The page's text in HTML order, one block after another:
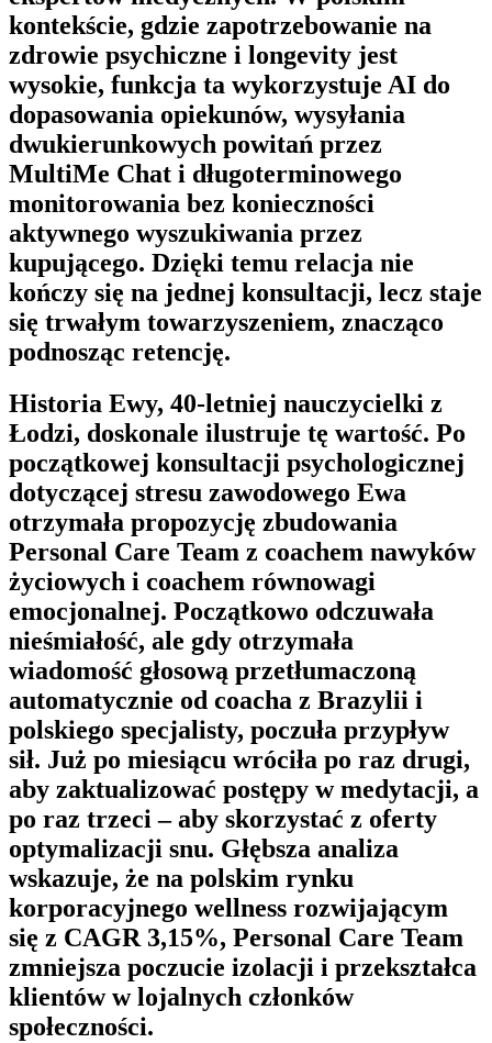
kontekście, gdzie zapotrzebowanie na
zdrowie psychiczne i longevity jest
wysokie, funkcja ta wykorzystuje AI do
dopasowania opiekunów, wysyłania
dwukierunkowych powitań przez
MultiMe Chat i długoterminowego
monitorowania bez konieczności
aktywnego wyszukiwania przez
kupującego. Dzięki temu relacja nie
kończy się na jednej konsultacji, lecz staje
się trwałym towarzyszeniem, znacząco
podnosząc retencję.
Historia Ewy, 40-letniej nauczycielki z
Łodzi, doskonale ilustruje tę wartość. Po
początkowej konsultacji psychologicznej
dotyczącej stresu zawodowego Ewa
otrzymała propozycję zbudowania
Personal Care Team z coachem nawyków
życiowych i coachem równowagi
emocjonalnej. Początkowo odczuwała
nieśmiałość, ale gdy otrzymała
wiadomość głosową przetłumaczoną
automatycznie od coacha z Brazylii i
polskiego specjalisty, poczuła przypływ
sił. Już po miesiącu wróciła po raz drugi,
aby zaktualizować postępy w medytacji, a
po raz trzeci – aby skorzystać z oferty
optymalizacji snu. Głębsza analiza
wskazuje, że na polskim rynku
korporacyjnego wellness rozwijającym
się z CAGR 3,15%, Personal Care Team
zmniejsza poczucie izolacji i przekształca
klientów w lojalnych członków
społeczności.